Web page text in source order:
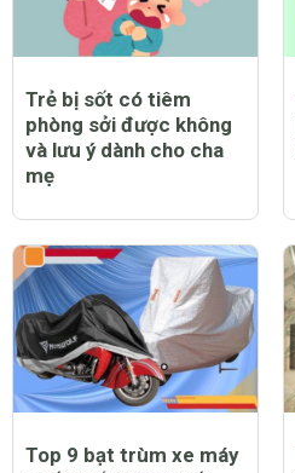
Trẻ bị sốt có tiêm
phòng sởi được không
và lưu ý dành cho cha
mẹ